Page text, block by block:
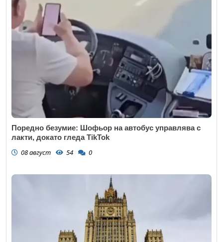
Поредно безумие: Шофьор на автобус управлява с
лакти, докато гледа TikTok
08 август 54 0